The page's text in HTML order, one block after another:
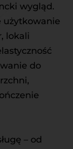
wygląd.
użytkowanie
lokali
do
– od